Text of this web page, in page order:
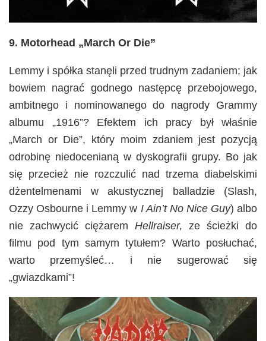
9. Motorhead „March Or Die”
Lemmy i spółka stanęli przed trudnym zadaniem; jak
bowiem nagrać godnego następcę przebojowego,
ambitnego i nominowanego do nagrody Grammy
albumu „1916”? Efektem ich pracy był właśnie
„March or Die”, który moim zdaniem jest pozycją
odrobinę niedocenianą w dyskografii grupy. Bo jak
się przecież nie rozczulić nad trzema diabelskimi
dżentelmenami w akustycznej balladzie (Slash,
Ozzy Osbourne i Lemmy w I Ain’t No Nice Guy) albo
nie zachwycić ciężarem Hellraiser, ze ścieżki do
filmu pod tym samym tytułem? Warto posłuchać,
warto przemyśleć… i nie sugerować się
„gwiazdkami”!